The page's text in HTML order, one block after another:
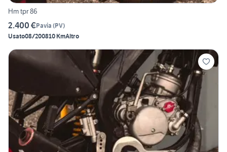
Hm tpr 86
2.400 €Pavia (PV)
Usato08/200810 KmAltro